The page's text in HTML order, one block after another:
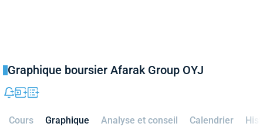
Graphique boursier Afarak Group OYJ
Cours Graphique Analyse et conseil Calendrier